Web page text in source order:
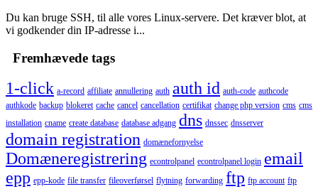
Du kan bruge SSH, til alle vores Linux-servere. Det kræver blot, at
vi godkender din IP-adresse i...
Fremhævede tags
1-click a-record affiliate annullering auth auth id auth-code authcode
authkode backup blokeret cache cancel cancellation certifikat change php version cms cms
installation cname create database database adgang dns dnssec dnsserver
domain registration domænefornyelse
Domæneregistrering econtrolpanel econtrolpanel login email
epp epp-kode file transfer fileoverførsel flytning forwarding ftp ftp account ftp